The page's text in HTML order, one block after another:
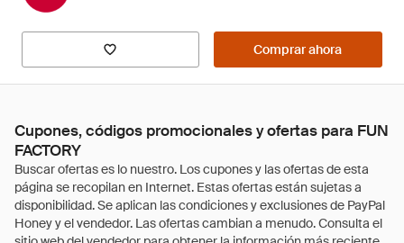
Comprar ahora
Cupones, códigos promocionales y ofertas para FUN
FACTORY